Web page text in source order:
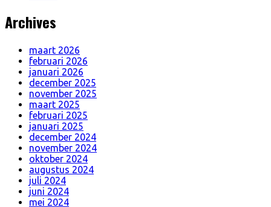
Archives
maart 2026
februari 2026
januari 2026
december 2025
november 2025
maart 2025
februari 2025
januari 2025
december 2024
november 2024
oktober 2024
augustus 2024
juli 2024
juni 2024
mei 2024